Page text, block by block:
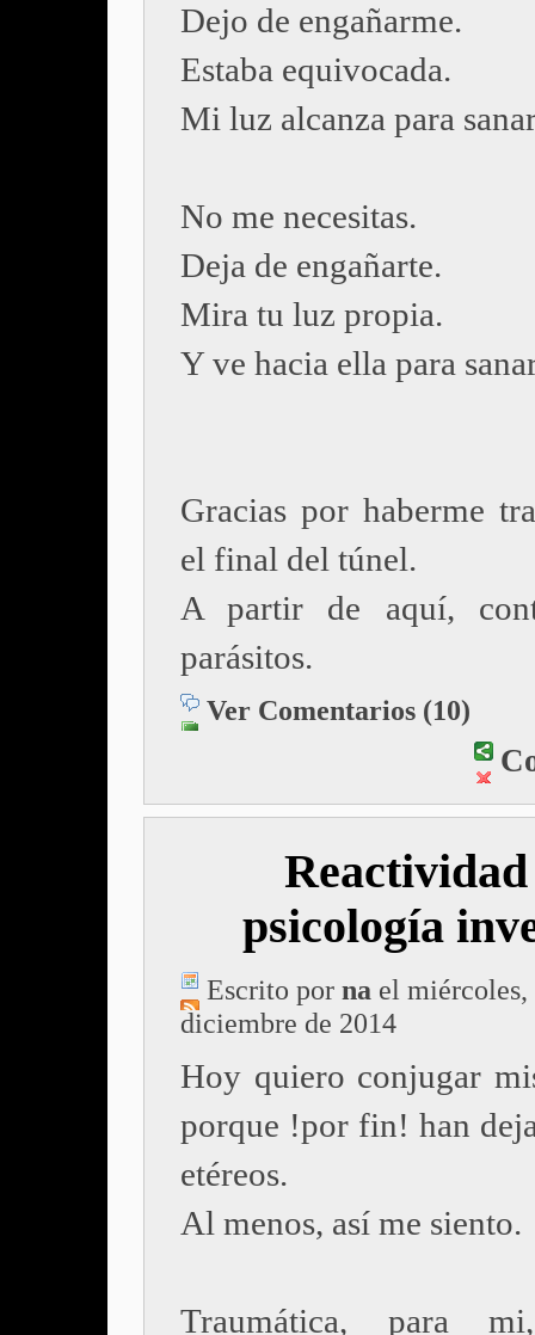
Dejo de engañarme.
Estaba equivocada.
Mi luz alcanza para
No me necesitas.
Deja de engañarte.
Mira tu luz propia.
Y ve hacia ella para
Gracias por haberme
el final del túnel.
A partir de aquí,
parásitos.
Ver Comentarios (10)
psicología
Escrito por na el miércoles,
diciembre de 2014
Hoy quiero conjugar
porque !por fin! han
etéreos.
Al menos, así me siento.
Traumática, para